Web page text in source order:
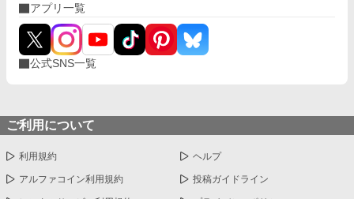
アプリ一覧
公式SNS一覧
ご利用について
利用規約 ヘルプ
アルファコイン利用規約 投稿ガイドライン